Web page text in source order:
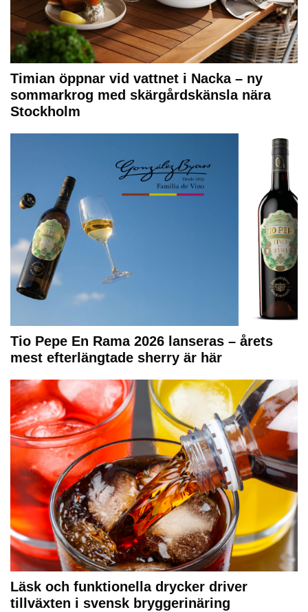
Timian öppnar vid vattnet i Nacka – ny
sommarkrog med skärgårdskänsla nära
Stockholm
Tio Pepe En Rama 2026 lanseras – årets
mest efterlängtade sherry är här
Läsk och funktionella drycker driver
tillväxten i svensk bryggerinäring